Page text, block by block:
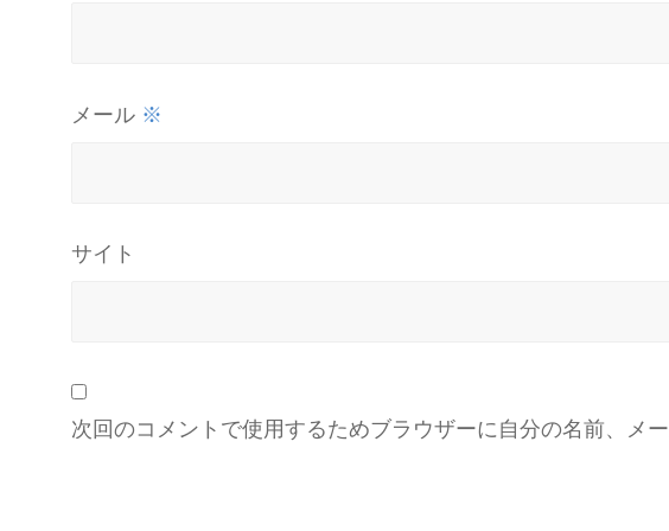
メール ※
サイト
次回のコメントで使用するためブラウザーに自分の名前、メ